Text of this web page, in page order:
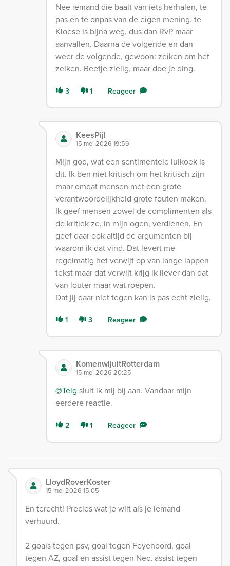
Nee iemand die baalt van iets herhalen, te
pas en te onpas van de eigen mening. te
Kloese is bijna weg, dus dan RvP maar
aanvallen. Daarna de volgende en dan
weer de volgende, gewoon: zeiken om het
zeiken. Beetje zielig, maar doe je ding.
3 1 Reageer
KeesPijl
15 mei 2026 19:59
Mijn god, wat een sentimentele lulkoek is
dit. Ik ben niet kritisch om het kritisch zijn
maar omdat mensen met een grote
verantwoordelijkheid grote fouten maken.
Ik geef mensen zowel de complimenten als
de kritiek ze, in mijn ogen, verdienen. En
geef daar ook altijd de argumenten bij
waarom ik dat vind. Dat levert me
regelmatig het verwijt op van lange lappen
tekst maar dat verwijt krijg ik liever dan dat
van louter maar wat roepen.
Dat jij daar niet tegen kan is pas echt zielig.
1 3 Reageer
KomenwijuitRotterdam
15 mei 2026 20:25
@Telg sluit ik mij bij aan. Vandaar mijn
eerdere reactie.
2 1 Reageer
LloydRoverKoster
15 mei 2026 15:05
En terecht! Precies wat je wilt als je iemand
verhuurd.
2 goals tegen psv, goal tegen Feyenoord, goal
tegen AZ, goal en assist tegen Nec, assist tegen